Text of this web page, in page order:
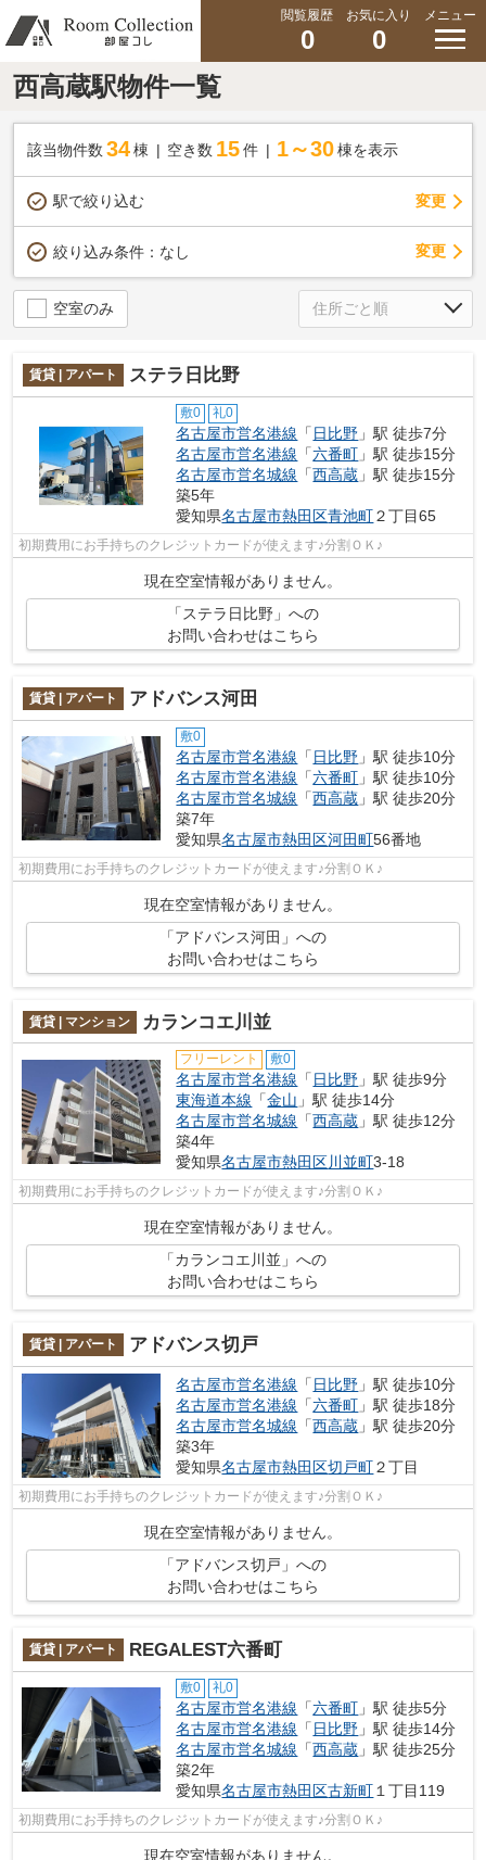
閲覧履歴
0
お気に入り
0
メニュー
西高蔵駅物件一覧
該当物件数 34棟 空き数 15 件 1～30 棟を表示
駅で絞り込む 変更
絞り込み条件： なし 変更
空室のみ
賃貸 | アパート ステラ日比野
敷0 礼0
名古屋市営名港線 「 日比野 」駅 徒歩7分
名古屋市営名港線 「六番町 」駅 徒歩15分
名古屋市営名城線 「西高蔵 」駅 徒歩15分
築5年
愛知県名古屋市熱田区青池町２丁目65
初期費用にお手持ちのクレジットカードが使えます♪分割ＯＫ♪
現在空室情報がありません。
「ステラ日比野」への
お問い合わせはこちら
賃貸 | アパート アドバンス河田
敷0
名古屋市営名港線 「 日比野 」駅 徒歩10分
名古屋市営名港線 「六番町 」駅 徒歩10分
名古屋市営名城線 「西高蔵 」駅 徒歩20分
築7年
愛知県名古屋市熱田区河田町56番地
初期費用にお手持ちのクレジットカードが使えます♪分割ＯＫ♪
現在空室情報がありません。
「アドバンス河田」への
お問い合わせはこちら
賃貸 | マンション カランコエ川並
フリーレント 敷0
名古屋市営名港線 「 日比野 」駅 徒歩9分
東海道本線 「金山 」駅 徒歩14分
名古屋市営名城線 「西高蔵 」駅 徒歩12分
築4年
愛知県名古屋市熱田区川並町3-18
初期費用にお手持ちのクレジットカードが使えます♪分割ＯＫ♪
現在空室情報がありません。
「カランコエ川並」への
お問い合わせはこちら
賃貸 | アパート アドバンス切戸
名古屋市営名港線 「 日比野 」駅 徒歩10分
名古屋市営名港線 「六番町 」駅 徒歩18分
名古屋市営名城線 「西高蔵 」駅 徒歩20分
築3年
愛知県名古屋市熱田区切戸町２丁目
初期費用にお手持ちのクレジットカードが使えます♪分割ＯＫ♪
現在空室情報がありません。
「アドバンス切戸」への
お問い合わせはこちら
賃貸 | アパート REGALEST六番町
敷0 礼0
名古屋市営名港線 「六番町 」駅 徒歩5分
名古屋市営名港線 「 日比野 」駅 徒歩14分
名古屋市営名城線 「西高蔵 」駅 徒歩25分
築2年
愛知県名古屋市熱田区古新町 １丁目119
初期費用にお手持ちのクレジットカードが使えます♪分割ＯＫ♪
現在空室情報がありません。